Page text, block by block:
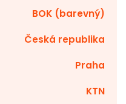
BOK (barevný)
Česká republika
Praha
KTN